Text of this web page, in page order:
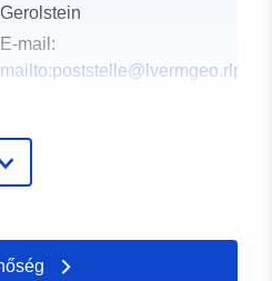
Gerolstein
E-mail:
mailto:poststelle@lvermgeo.rlp.de
21 February 2026
Frissítve: data.europa.eu:
Koordináták: